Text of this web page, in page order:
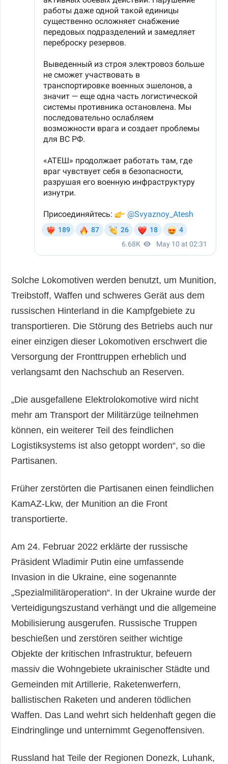
Solche Lokomotiven werden benutzt, um Munition,
Treibstoff, Waffen und schweres Gerät aus dem
russischen Hinterland in die Kampfgebiete zu
transportieren. Die Störung des Betriebs auch nur
einer einzigen dieser Lokomotiven erschwert die
Versorgung der Fronttruppen erheblich und
verlangsamt den Nachschub an Reserven.
„Die ausgefallene Elektrolokomotive wird nicht
mehr am Transport der Militärzüge teilnehmen
können, ein weiterer Teil des feindlichen
Logistiksystems ist also getoppt worden“, so die
Partisanen.
Früher zerstörten die Partisanen einen feindlichen
KamAZ-Lkw, der Munition an die Front
transportierte.
Am 24. Februar 2022 erklärte der russische
Präsident Wladimir Putin eine umfassende
Invasion in die Ukraine, eine sogenannte
„Spezialmilitäroperation“. In der Ukraine wurde der
Verteidigungszustand verhängt und die allgemeine
Mobilisierung ausgerufen. Russische Truppen
beschießen und zerstören seither wichtige
Objekte der kritischen Infrastruktur, befeuern
massiv die Wohngebiete ukrainischer Städte und
Gemeinden mit Artillerie, Raketenwerfern,
ballistischen Raketen und anderen tödlichen
Waffen. Das Land wehrt sich heldenhaft gegen die
Eindringlinge und unternimmt Gegenoffensiven.
Russland hat Teile der Regionen Donezk, Luhank,